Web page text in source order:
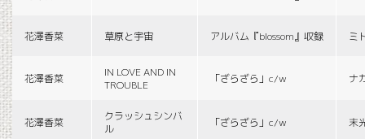
花澤香菜 草原と宇宙 アルバム『blossom』収録 ミ
花澤香菜
IN LOVE AND IN
TROUBLE
「ざらざら」c/w ナ
花澤香菜
クラッシュシンバ
ル
「ざらざら」c/w 末